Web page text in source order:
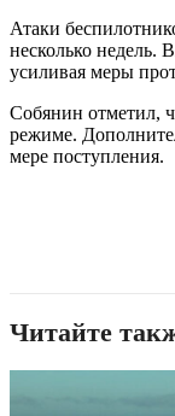
Атаки
несколько недель.
усиливая меры
Собянин отметил,
режиме.
мере поступления.
Читайте